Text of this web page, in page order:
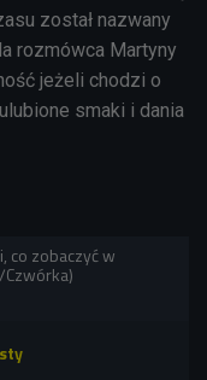
został nazwany
rozmówca Martyny
jeżeli chodzi o
smaki i dania
co zobaczyć w